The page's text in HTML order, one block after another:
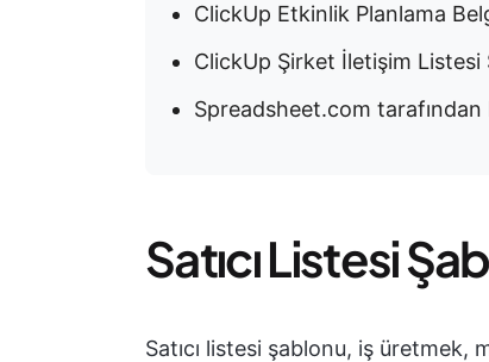
ClickUp Etkinlik Planlama
ClickUp Şirket İletişim Listesi
Spreadsheet.com tarafından
Satıcı Listesi
Satıcı listesi şablonu, iş üretmek,